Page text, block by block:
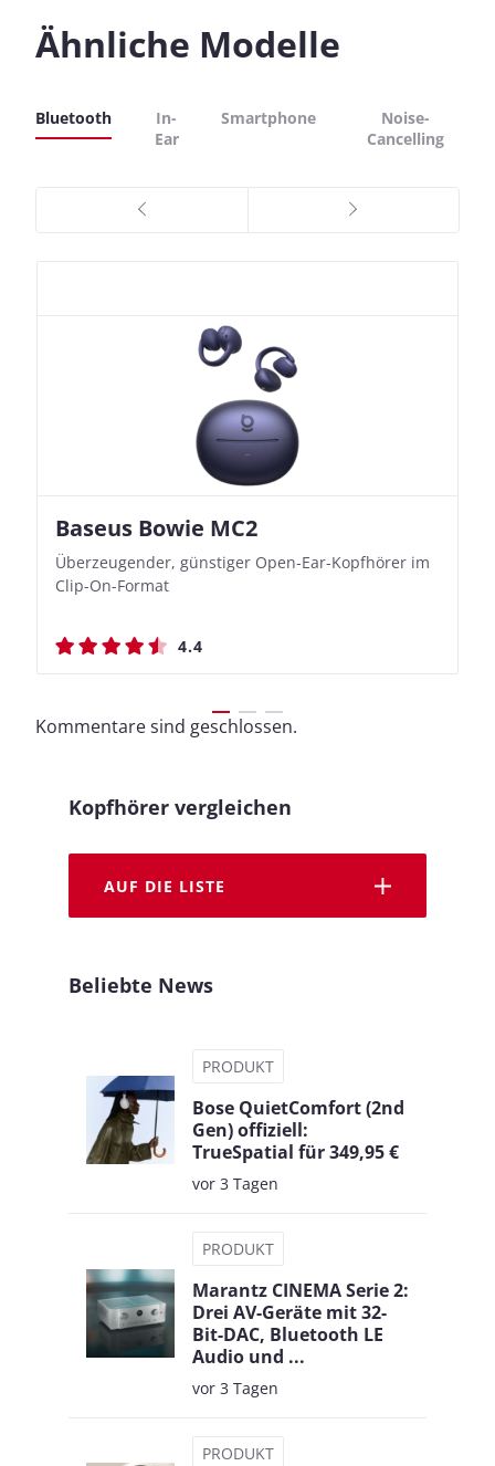
Ähnliche Modelle
Bluetooth
In-
Ear
Smartphone
Noise-
Cancelling
Baseus Bowie MC2
Überzeugender, günstiger Open-Ear-Kopfhörer im
Clip-On-Format
4.4
Nothing Ear (3a)
Bassbetonte True Wireless In-Ears mit cleveren
Aufnahmefunktionen
4.4
JBL Live 780NC
Stylischer Over-Ear mit sattem Klang und
beeindruckender Ausdauer
4.5
JBL Live 780NC
Stylischer Over-Ear mit sattem Klang und
beeindruckender Ausdauer
4.5
Kommentare sind geschlossen.
Kopfhörer vergleichen
AUF DIE LISTE
Beliebte News
PRODUKT
Bose QuietComfort (2nd
Gen) offiziell:
TrueSpatial für 349,95 €
vor 3 Tagen
PRODUKT
Marantz CINEMA Serie 2:
Drei AV-Geräte mit 32-
Bit-DAC, Bluetooth LE
Audio und ...
vor 3 Tagen
PRODUKT